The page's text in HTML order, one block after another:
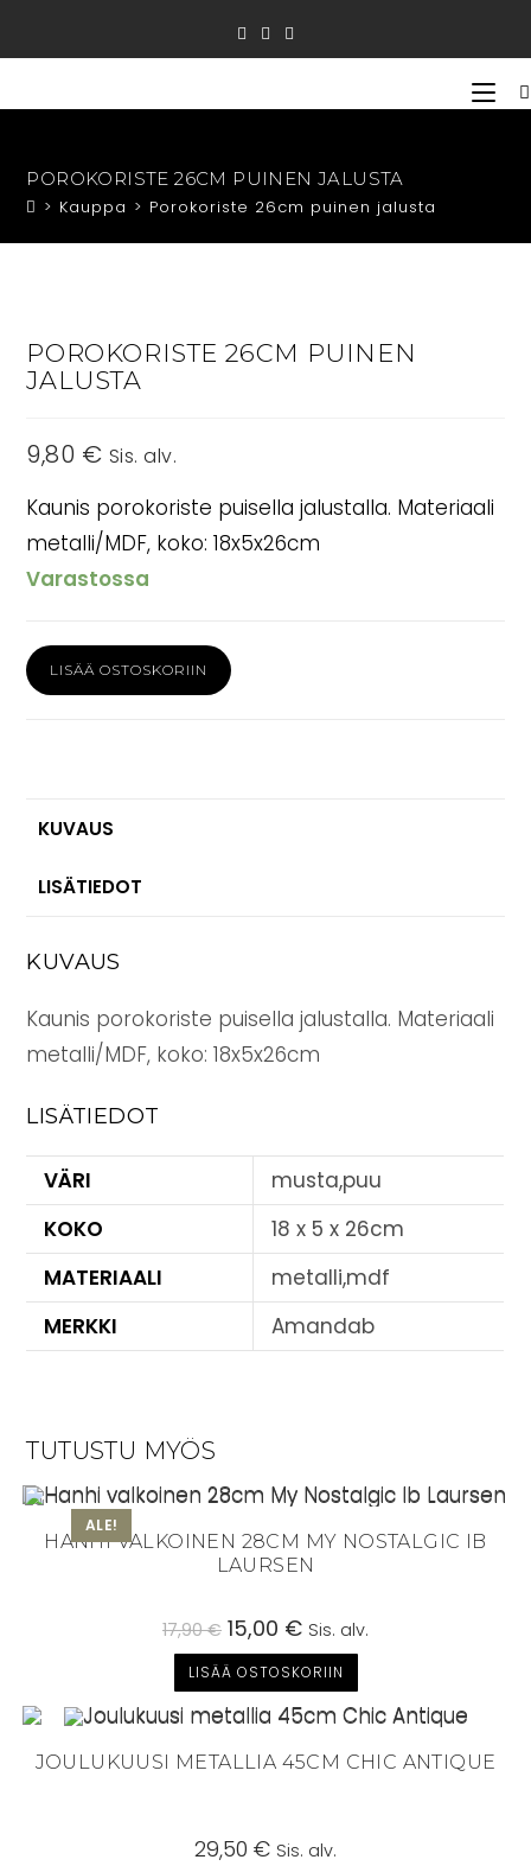
POROKORISTE 26CM PUINEN JALUSTA
> Kauppa > Porokoriste 26cm puinen jalusta
POROKORISTE 26CM PUINEN
JALUSTA
9,80 € Sis. alv.
Kaunis porokoriste puisella jalustalla. Materiaali
metalli/MDF, koko: 18x5x26cm
Varastossa
Porokoriste
26cm
LISÄÄ OSTOSKORIIN
KUVAUS
LISÄTIEDOT
KUVAUS
Kaunis porokoriste puisella jalustalla. Materiaali
metalli/MDF, koko: 18x5x26cm
LISÄTIEDOT
VÄRI
musta,puu
KOKO
18 x 5 x 26cm
MATERIAALI
metalli,mdf
MERKKI
Amandab
TUTUSTU MYÖS
ALE!
HANHI VALKOINEN 28CM MY NOSTALGIC IB
LAURSEN
17,90€ Alkuperäinen
hinta
oli:
17,90 €.
15,00 €Nykyinen
hinta
on:
15,00 €.
Sis. alv.
LISÄÄ OSTOSKORIIN
JOULUKUUSI METALLIA 45CM CHIC ANTIQUE
29,50 € Sis. alv.